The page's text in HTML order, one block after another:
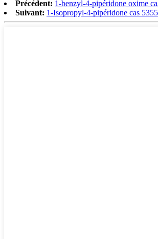
Précédent: 1-benzyl-4-pipéridone oxime
Suivant: 1-Isopropyl-4-pipéridone cas